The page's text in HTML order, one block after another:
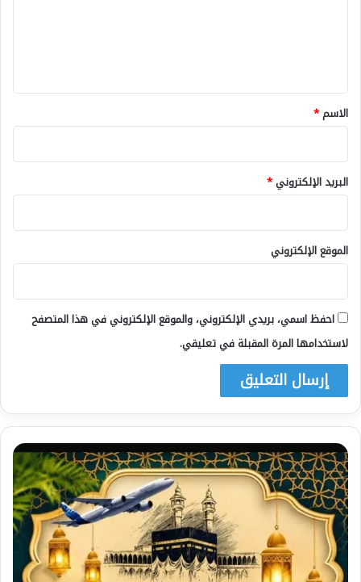
*
الاسم*
البريد الإلكتروني*
الموقع الإلكتروني
احفظ اسمي، بريدي الإلكتروني، والموقع الإلكتروني في هذا المتصفح
لاستخدامها المرة المقبلة في تعليقي.